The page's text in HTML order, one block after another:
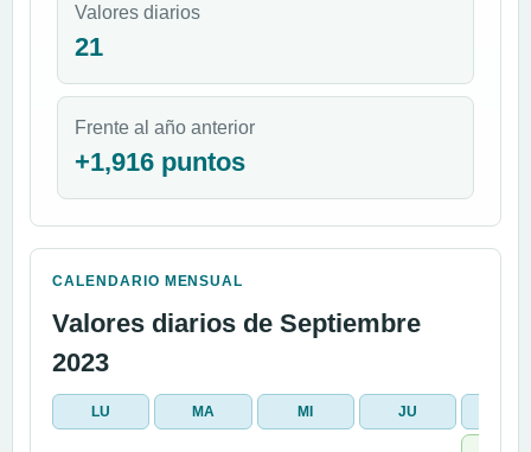
Valores diarios
21
Frente al año anterior
+1,916 puntos
CALENDARIO MENSUAL
Valores diarios de Septiembre
2023
LU MA MI JU